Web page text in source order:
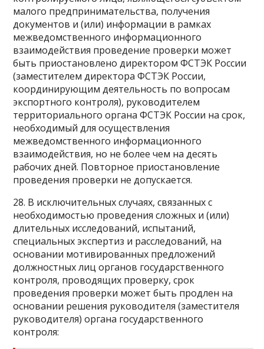
малого предпринимательства, получения
документов и (или) информации в рамках
межведомственного информационного
взаимодействия проведение проверки может
быть приостановлено директором ФСТЭК России
(заместителем директора ФСТЭК России,
координирующим деятельность по вопросам
экспортного контроля), руководителем
территориального органа ФСТЭК России на срок,
необходимый для осуществления
межведомственного информационного
взаимодействия, но не более чем на десять
рабочих дней. Повторное приостановление
проведения проверки не допускается.
28. В исключительных случаях, связанных с
необходимостью проведения сложных и (или)
длительных исследований, испытаний,
специальных экспертиз и расследований, на
основании мотивированных предложений
должностных лиц органов государственного
контроля, проводящих проверку, срок
проведения проверки может быть продлен на
основании решения руководителя (заместителя
руководителя) органа государственного
контроля: